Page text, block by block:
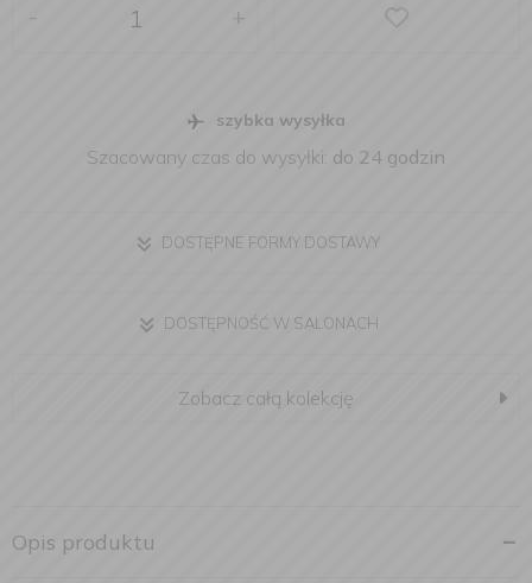
- +
szybka wysyłka
Szacowany czas do wysyłki: do 24 godzin
DOSTĘPNE FORMY DOSTAWY
DOSTĘPNOŚĆ W SALONACH
Zobacz całą kolekcję
Opis produktu